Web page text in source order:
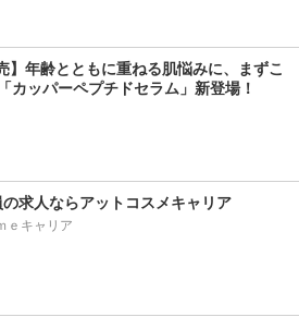
】年齢とともに重ねる肌悩みに、まずこ
カッパーペプチドセラム」新登場！
求人ならアットコスメキャリア
ｅキャリア